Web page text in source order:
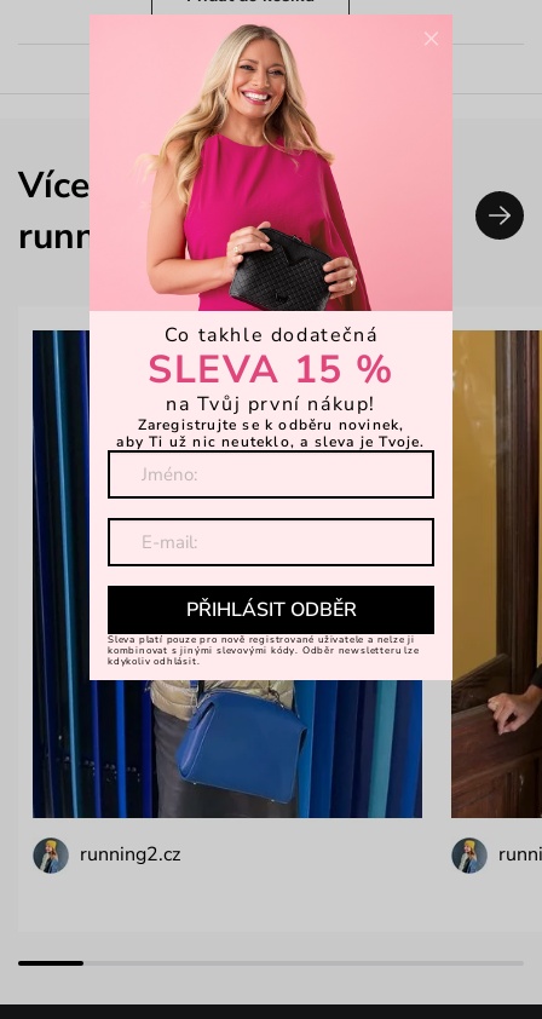
Více outfitů nejen od
running2.cz
running2.cz
×
Co takhle dodatečná
SLEVA 15 %
na Tvůj první nákup!
Zaregistrujte se k odběru novinek,
aby Ti už nic neuteklo, a sleva je Tvoje.
PŘIHLÁSIT ODBĚR
Sleva platí pouze pro nově registrované uživatele a nelze ji
kombinovat s jinými slevovými kódy. Odběr newsletteru lze
kdykoliv odhlásit.